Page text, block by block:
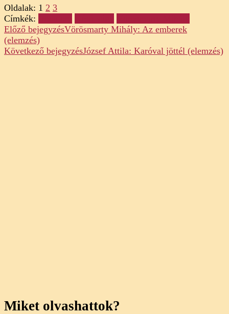
Oldalak: 1 2 3
Címkék:
Post
Navigation
Előző bejegyzésVörösmarty Mihály: Az emberek
(elemzés)
Következő bejegyzésJózsef Attila: Karóval jöttél (elemzés)
Miket olvashattok?